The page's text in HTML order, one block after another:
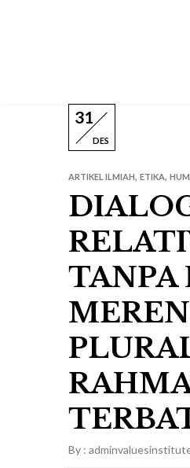
31
DES
ARTIKEL ILMIAH, ETIKA,
TANPA
By :